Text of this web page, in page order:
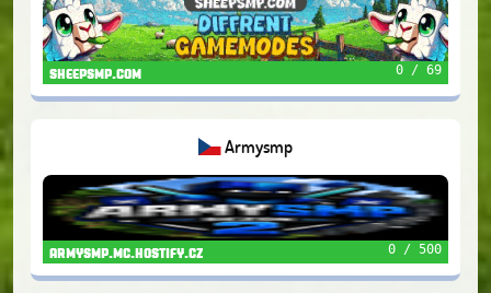
sheepsmp.com 0 / 69
Armysmp
armysmp.mc.hostify.cz 0 / 500